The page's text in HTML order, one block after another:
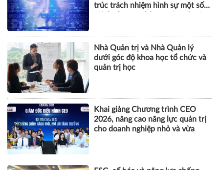
trúc trách nhiệm hình sự một số
Nhà Quản trị và Nhà Quản lý
dưới góc độ khoa học tổ chức và
quản trị học
Khai giảng Chương trình CEO
2026, nâng cao năng lực quản trị
cho doanh nghiệp nhỏ và vừa